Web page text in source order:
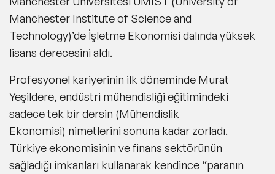
Manchester Institute of Science and
Technology)’de İşletme Ekonomisi dalında yüksek
lisans derecesini aldı.
Profesyonel kariyerinin ilk döneminde Murat
Yeşildere, endüstri mühendisliği eğitimindeki
sadece tek bir dersin (Mühendislik
Ekonomisi) nimetlerini sonuna kadar zorladı.
Türkiye ekonomisinin ve finans sektörünün
sağladığı imkanları kullanarak kendince “paranın